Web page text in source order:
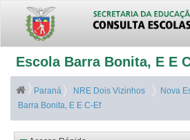
Escola Barra Bonita, E E
Paraná NRE Dois Vizinhos
Nova
Barra Bonita, E E C-Ef